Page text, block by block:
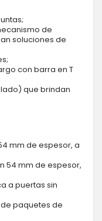
de
soluciones de
con barra en T
que brindan
mm de espesor, a
54 mm de espesor,
a puertas sin
paquetes de